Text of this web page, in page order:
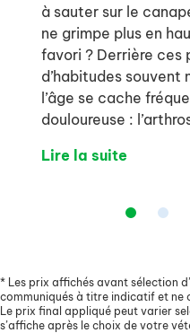
à sauter sur le
ne grimpe plus en
favori ? Derrière ces
d’habitudes souvent
l’âge se cache
douloureuse :
Lire la suite
* Les prix affichés avant sélection
communiqués à titre indicatif et ne
Le prix final appliqué peut varier
s’affiche après le choix de votre